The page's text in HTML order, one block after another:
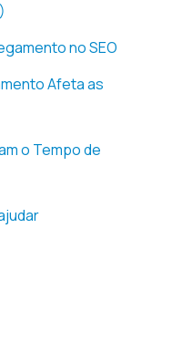
no SEO
Afeta as
o Tempo de